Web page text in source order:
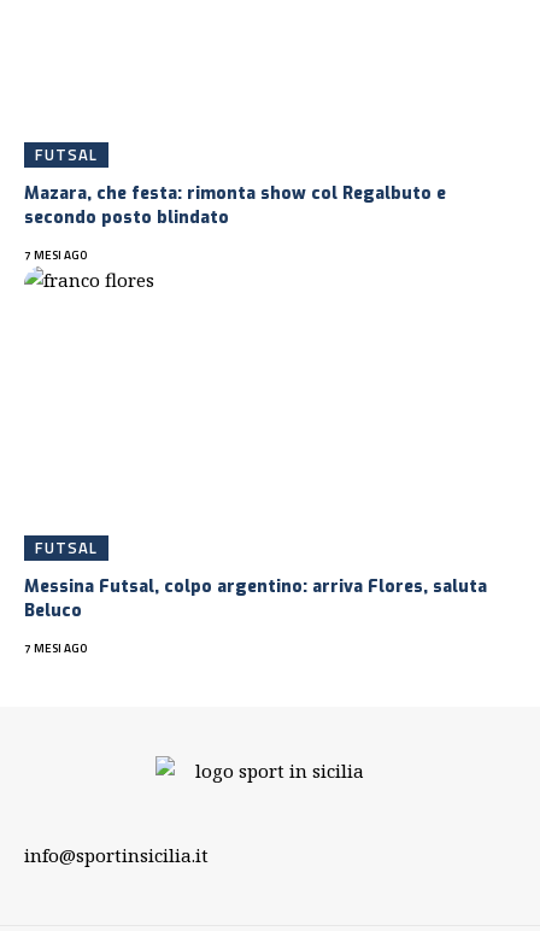
FUTSAL
Mazara, che festa: rimonta show col Regalbuto e
secondo posto blindato
7 MESI AGO
FUTSAL
Messina Futsal, colpo argentino: arriva Flores, saluta
Beluco
7 MESI AGO
info@sportinsicilia.it